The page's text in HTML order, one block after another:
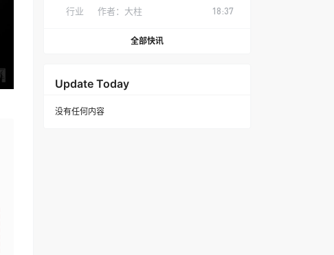
行业 作者： 大柱 18:37
全部快讯
Update Today
没有任何内容